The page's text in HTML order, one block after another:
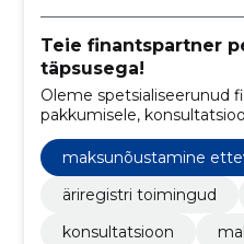
Teie finantspartner
täpsusega!
Oleme spetsialiseerunud
pakkumisele,
maksualasele
maksunõustamine
äriregistri toimingud
konsultatsioon